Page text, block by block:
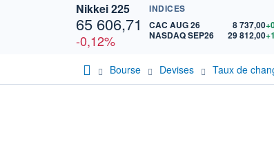
Nikkei 225
65 606,71
-0,12%
INDICES
CAC AUG 26
8 737,00
NASDAQ SEP26
29 812,00
Bourse Devises Taux de